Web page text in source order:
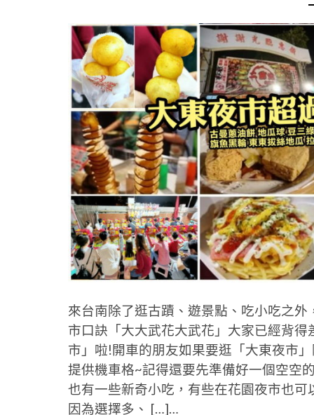
來台南除了逛古蹟、遊景點、吃小吃之
市口訣「大大武花大武花」大家已經背
市」啦!開車的朋友如果要逛「大東夜市
提供機車格~記得還要先準備好一個空空
也有一些新奇小吃，有些在花園夜市也
因為選擇多、 […]…